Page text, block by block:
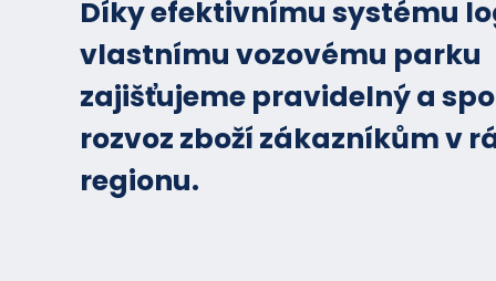
Díky efektivnímu systému
vlastnímu vozovému parku
zajišťujeme pravidelný a
rozvoz zboží zákazníkům v
regionu.
Možnost zdarma vrátit
přepravní a skupinové obaly
předchozí písemné žádosti.
náklady na přepravu hradí